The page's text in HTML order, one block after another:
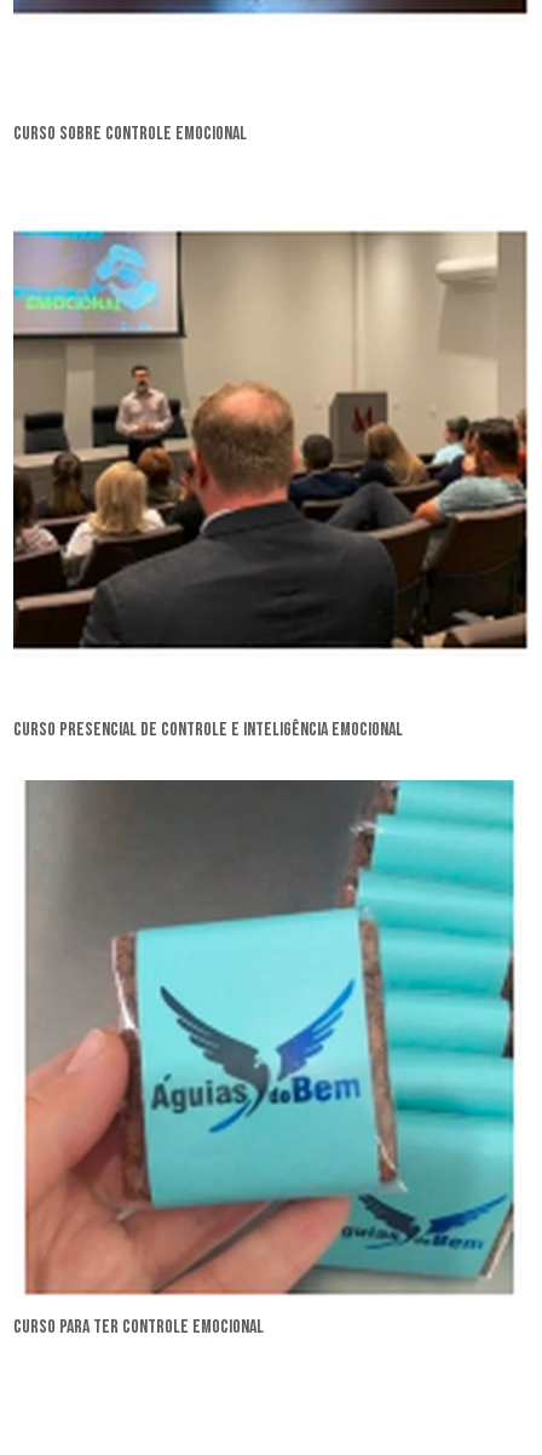
curso sobre controle emocional
curso presencial de controle e inteligência emocional
curso para ter controle emocional